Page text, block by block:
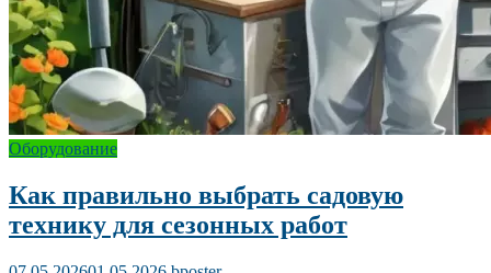
Оборудование
Как правильно выбрать садовую
технику для сезонных работ